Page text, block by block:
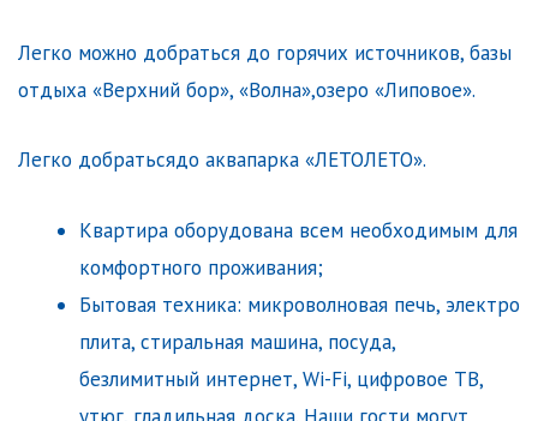
Лeгкo можно добраться до горячих источников, базы
отдыха «Верхний бор», «Волна»,озеро «Липовое».
Легко добратьсядо аквапарка «ЛЕТОЛЕТО».
Квартира оборудована всем необходимым для
комфортного проживания;
Бытовая техника: микроволновая печь, электро
плита, стиральная машина, посуда,
безлимитный интернет, Wi-Fi, цифровое ТВ,
утюг, гладильная доска. Наши гости могут